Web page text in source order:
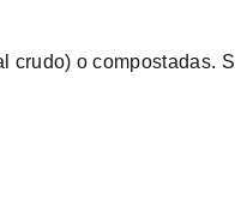
crudo) o compostadas.